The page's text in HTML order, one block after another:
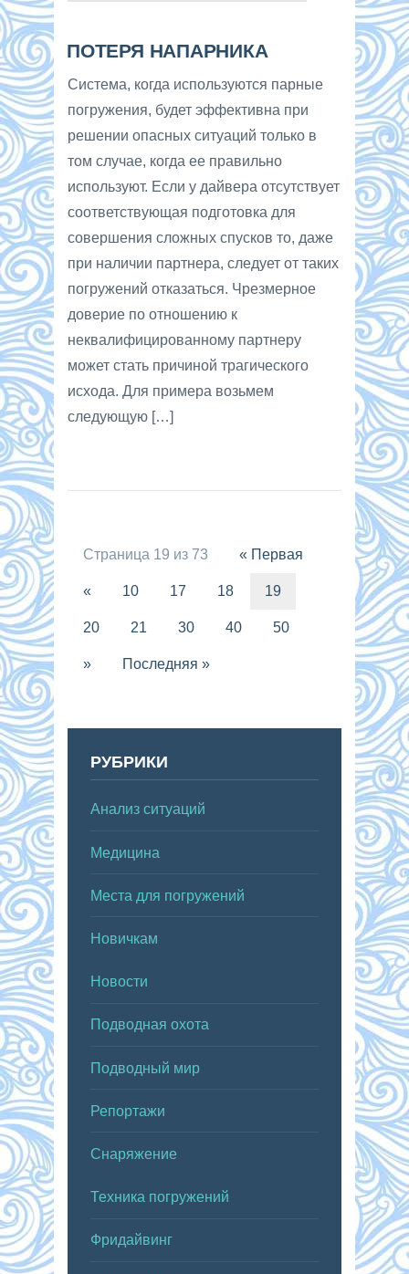
ПОТЕРЯ НАПАРНИКА
Система, когда используются парные
погружения, будет эффективна при
решении опасных ситуаций только в
том случае, когда ее правильно
используют. Если у дайвера отсутствует
соответствующая подготовка для
совершения сложных спусков то, даже
при наличии партнера, следует от таких
погружений отказаться. Чрезмерное
доверие по отношению к
неквалифицированному партнеру
может стать причиной трагического
исхода. Для примера возьмем
следующую […]
Страница 19 из 73 « Первая
« 10 17 18 19
20 21 30 40 50
» Последняя »
РУБРИКИ
Анализ ситуаций
Медицина
Места для погружений
Новичкам
Новости
Подводная охота
Подводный мир
Репортажи
Снаряжение
Техника погружений
Фридайвинг